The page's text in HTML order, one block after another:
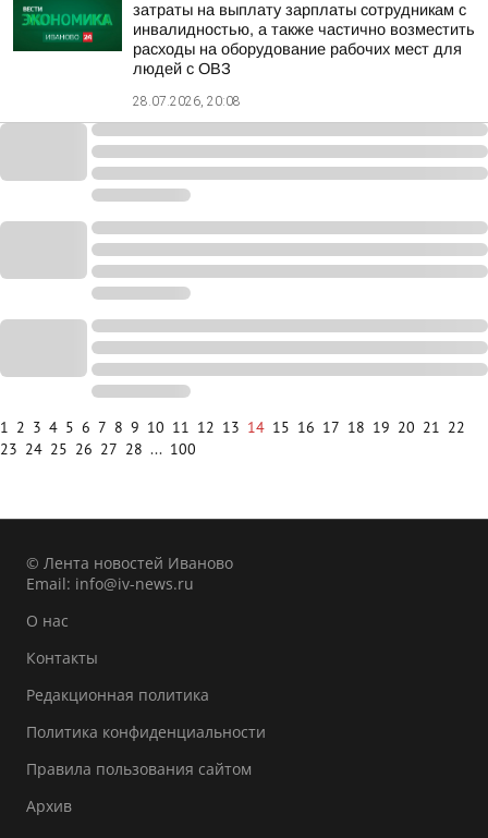
затраты на выплату зарплаты сотрудникам с
инвалидностью, а также частично возместить
расходы на оборудование рабочих мест для
людей с ОВЗ
28.07.2026, 20:08
1 2 3 4 5 6 7 8 9 10 11 12 13 14 15 16 17 18 19 20 21 22
23 24 25 26 27 28 ... 100
© Лента новостей Иваново
Email: info@iv-news.ru
О нас
Контакты
Редакционная политика
Политика конфиденциальности
Правила пользования сайтом
Архив